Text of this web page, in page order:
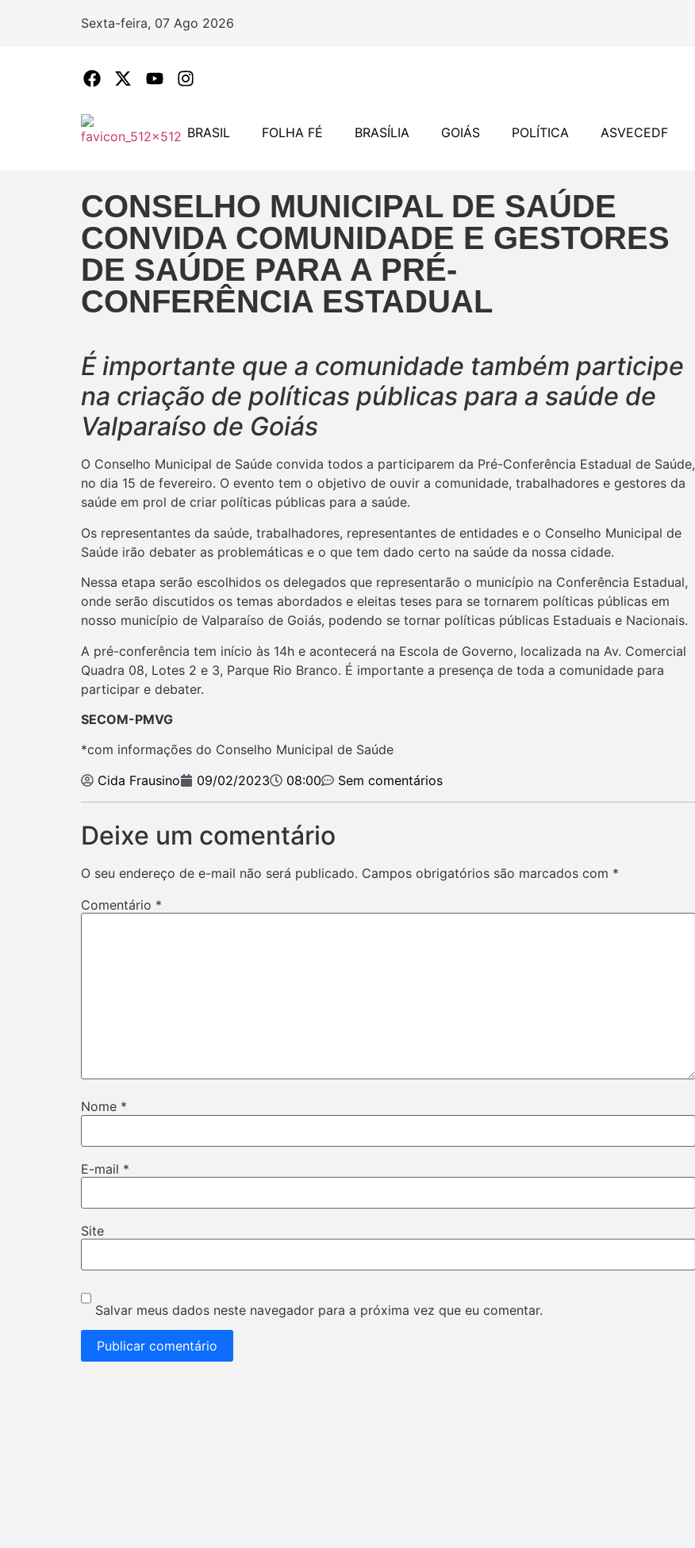
Sexta-feira, 07 Ago 2026
BRASIL FOLHA FÉ BRASÍLIA GOIÁS POLÍTICA ASVECEDF
CONSELHO MUNICIPAL DE SAÚDE
CONVIDA COMUNIDADE E GESTORES
DE SAÚDE PARA A PRÉ-
CONFERÊNCIA ESTADUAL
É importante que a comunidade também participe
na criação de políticas públicas para a saúde de
Valparaíso de Goiás
O Conselho Municipal de Saúde convida todos a participarem da Pré-Conferência Estadual de Saúde,
no dia 15 de fevereiro. O evento tem o objetivo de ouvir a comunidade, trabalhadores e gestores da
saúde em prol de criar políticas públicas para a saúde.
Os representantes da saúde, trabalhadores, representantes de entidades e o Conselho Municipal de
Saúde irão debater as problemáticas e o que tem dado certo na saúde da nossa cidade.
Nessa etapa serão escolhidos os delegados que representarão o município na Conferência Estadual,
onde serão discutidos os temas abordados e eleitas teses para se tornarem políticas públicas em
nosso município de Valparaíso de Goiás, podendo se tornar políticas públicas Estaduais e Nacionais.
A pré-conferência tem início às 14h e acontecerá na Escola de Governo, localizada na Av. Comercial
Quadra 08, Lotes 2 e 3, Parque Rio Branco. É importante a presença de toda a comunidade para
participar e debater.
SECOM-PMVG
*com informações do Conselho Municipal de Saúde
Cida Frausino
09/02/2023 08:00 Sem comentários
Deixe um comentário
O seu endereço de e-mail não será publicado. Campos obrigatórios são marcados com *
Comentário *
Nome *
E-mail *
Site
Salvar meus dados neste navegador para a próxima vez que eu comentar.